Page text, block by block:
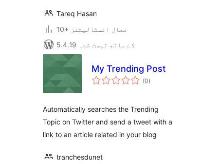
Tareq Hasan
10+ فعال انسٹالیشنز
5.4.19 کے ساتھ ٹیسٹ شدہ
My Trending Post
(0مجموعی
درجہ
)
Automatically searches the Trending
Topic on Twitter and send a tweet with a
link to an article related in your blog
tranchesdunet